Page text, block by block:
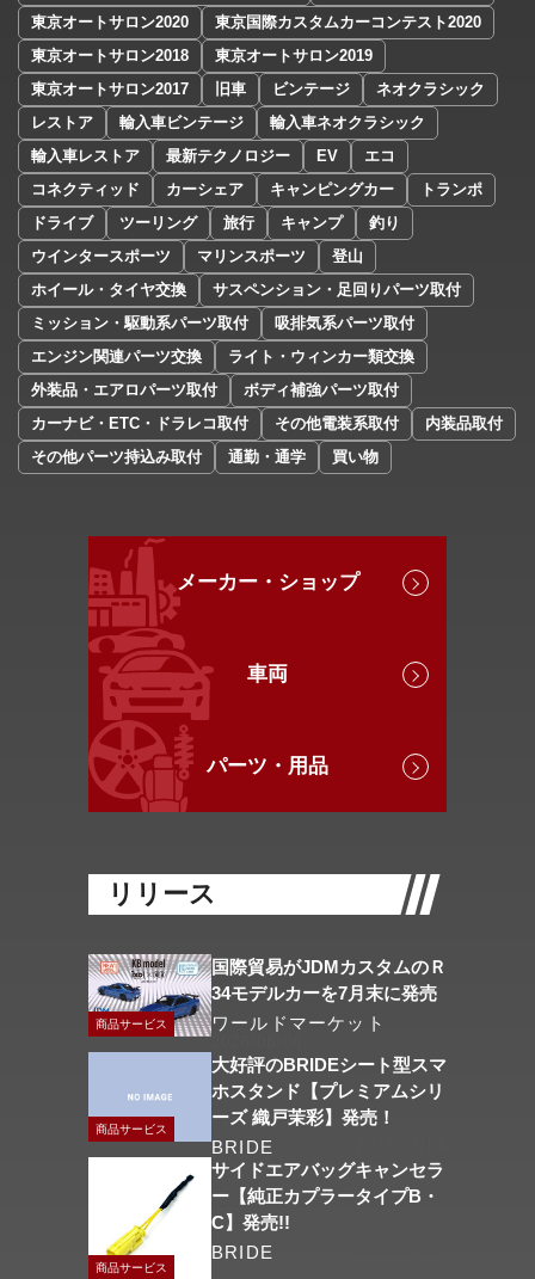
東京オートサロン2020
東京国際カスタムカーコンテスト2020
東京オートサロン2018
東京オートサロン2019
東京オートサロン2017
旧車 ビンテージ
ネオクラシック
レストア
輸入車ビンテージ
輸入車ネオクラシック
輸入車レストア
最新テクノロジー EV
エコ
コネクティッド
カーシェア キャンピングカー
トランポ
ドライブ
ツーリング 旅行 キャンプ
釣り
ウインタースポーツ
マリンスポーツ
登山
ホイール・タイヤ交換
サスペンション・足回りパーツ取付
ミッション・駆動系パーツ取付
吸排気系パーツ取付
エンジン関連パーツ交換
ライト・ウィンカー類交換
外装品・エアロパーツ取付
ボディ補強パーツ取付
カーナビ・ETC・ドラレコ取付
その他電装系取付
内装品取付
その他パーツ持込み取付
通勤・通学 買い物
メーカー・ショップ
車両
パーツ・用品
リリース
商品サービス
国際貿易がJDMカスタムのＲ
34モデルカーを7月末に発売
ワールドマーケット
商品サービス
大好評のBRIDEシート型スマ
ホスタンド【プレミアムシリ
ーズ 織戸茉彩】発売！
BRIDE
商品サービス
サイドエアバッグキャンセラ
ー【純正カプラータイプB・
C】発売!!
BRIDE